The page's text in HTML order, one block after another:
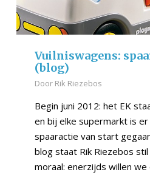
Vuilniswagens:
(blog)
Door Rik Riezebos
Begin juni 2012: het EK
en bij elke supermarkt is
spaaractie van start
blog staat Rik Riezebos
moraal: enerzijds willen